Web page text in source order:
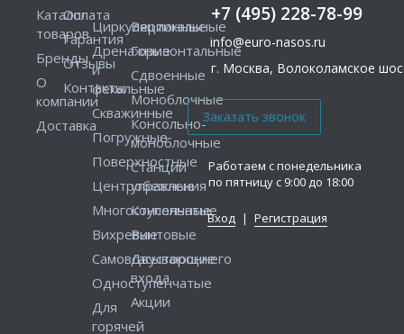
+7 (495) 228-78-99
info@euro-nasos.ru
г. Москва, Волоколамское
Работаем с понедельника
по пятницу с 9:00 до 18:00
Вход | Регистрация
Каталог
товаров
Бренды
О
компании
Доставка
Оплата
Гарантия
Отзывы
Контакты
Циркуляционные
Дренажные
и
фекальные
Скважинные
Погружные
Поверхностные
Центробежные
Многоступенчатые
Вихревые
Самовсасывающие
Одноступенчатые
Для
горячей
Вертикальные
Горизонтальные
Сдвоенные
Моноблочные
Консольно-
моноблочные
Станции
управления
Консольные
Винтовые
Двустороннего
входа
Акции